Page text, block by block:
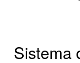
Sistema